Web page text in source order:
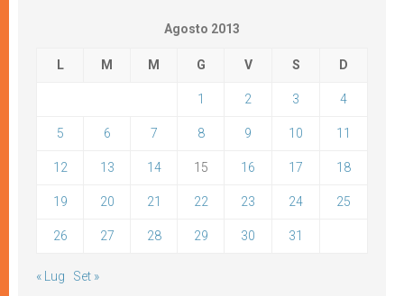
Agosto 2013
L M M G V S D
1 2 3 4
5 6 7 8 9 10 11
12 13 14 15 16 17 18
19 20 21 22 23 24 25
26 27 28 29 30 31
« Lug Set »